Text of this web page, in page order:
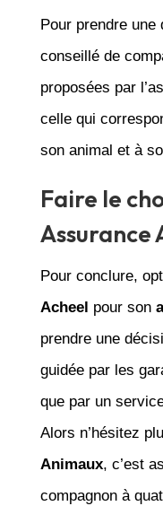
Pour prendre
conseillé de
proposées par
celle qui
son animal et à
Faire le
Assurance
Pour conclure,
Acheel pour son
prendre une
guidée par les
que par un
Alors n’hésitez
Animaux, c’est
compagnon à